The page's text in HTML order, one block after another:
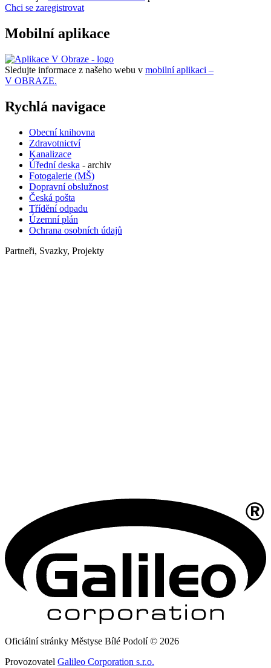
Chci se zaregistrovat
Mobilní aplikace
Sledujte informace z našeho webu v mobilní aplikaci –
V OBRAZE.
Rychlá navigace
Obecní knihovna
Zdravotnictví
Kanalizace
Úřední deska - archiv
Fotogalerie (MŠ)
Dopravní obslužnost
Česká pošta
Třídění odpadu
Územní plán
Ochrana osobních údajů
Partneři, Svazky, Projekty
Oficiální stránky Městyse Bílé Podolí © 2026
Provozovatel Galileo Corporation s.r.o.